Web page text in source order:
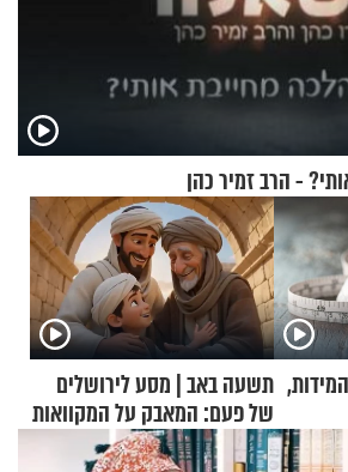
- הרב זמיר כהן
תשעה באב | מסע לירושלים
של פעם: המאבק על המקוואות